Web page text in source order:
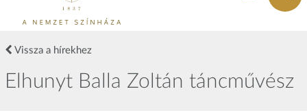
Vissza a hírekhez
Elhunyt Balla Zoltán táncművész